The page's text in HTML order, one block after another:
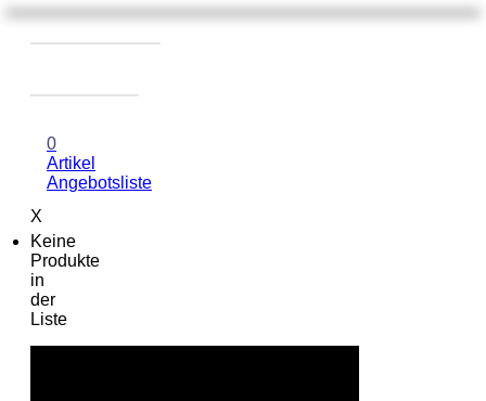
0
Artikel
Angebotsliste
X
Keine
Produkte
in
der
Liste